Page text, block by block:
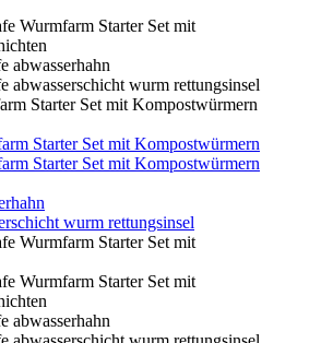
Starter Set mit Kompostwürmern